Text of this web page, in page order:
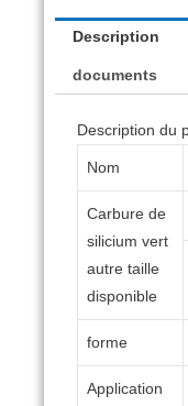
Description
documents
Description du
Nom
Carbure de
silicium vert
autre taille
disponible
forme
Application